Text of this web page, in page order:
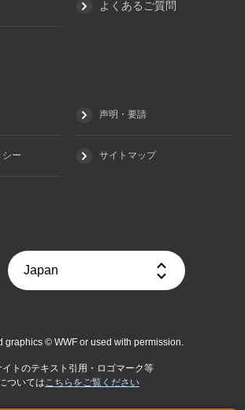
よくあるご質問
声明・要請
シー サイトマップ
graphics © WWF or used with permission.
イトのテキスト引用・ロゴマーク等
ついては こちらをご覧ください